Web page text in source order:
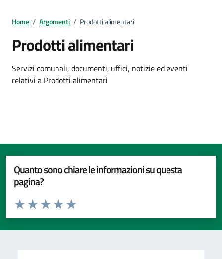
Home / Argomenti / Prodotti alimentari
Prodotti alimentari
Dettagli della notizia
Servizi comunali, documenti, uffici, notizie ed eventi
relativi a Prodotti alimentari
Quanto sono chiare le informazioni su questa
pagina?
Valuta da 1 a 5 stelle la pagina
Valuta 5 stelle su 5
Valuta 4 stelle su 5
Valuta 3 stelle su 5
Valuta 2 stelle su 5
Valuta 1 stelle su 5